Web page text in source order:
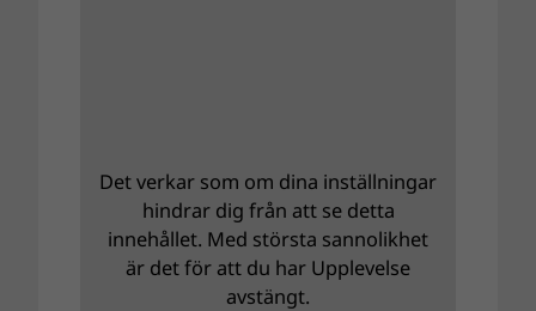
Det verkar som om dina inställningar
hindrar dig från att se detta
innehållet. Med största sannolikhet
är det för att du har Upplevelse
avstängt.